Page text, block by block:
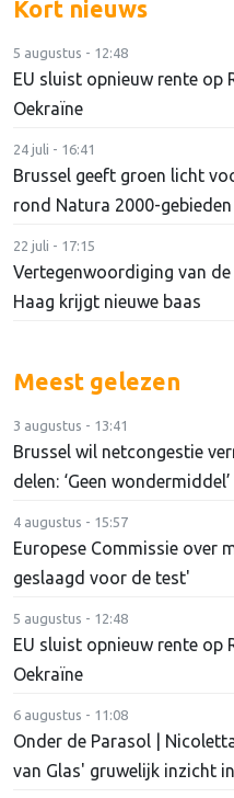
Kort nieuws
5 augustus - 12:48
EU sluist opnieuw rente op
Oekraïne
24 juli - 16:41
Brussel geeft groen licht
rond Natura 2000-gebieden
22 juli - 17:15
Vertegenwoordiging van
Haag krijgt nieuwe baas
Meest gelezen
3 augustus - 13:41
Brussel wil netcongestie
delen: ‘Geen wondermiddel’
4 augustus - 15:57
Europese Commissie over
geslaagd voor de test'
5 augustus - 12:48
EU sluist opnieuw rente op
Oekraïne
6 augustus - 11:08
Onder de Parasol |
van Glas' gruwelijk inzicht